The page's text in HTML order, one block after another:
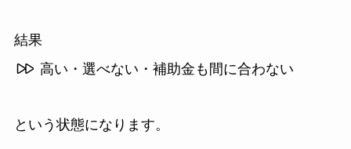
結果
高い・選べない・補助金も間に合わない
という状態になります。